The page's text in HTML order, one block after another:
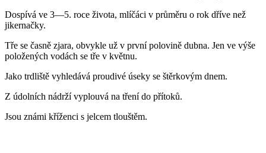
Dospívá ve 3—5. roce života, mlíčáci v průměru o rok dříve než
jikernačky.
Tře se časně zjara, obvykle už v první polovině dubna. Jen ve výše
položených vodách se tře v květnu.
Jako trdliště vyhledává proudivé úseky se štěrkovým dnem.
Z údolních nádrží vyplouvá na tření do přítoků.
Jsou známi kříženci s jelcem tlouštěm.